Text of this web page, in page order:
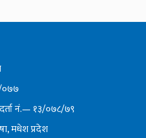
०७७
नं.— १३/०७८/७९
मधेश प्रदेश